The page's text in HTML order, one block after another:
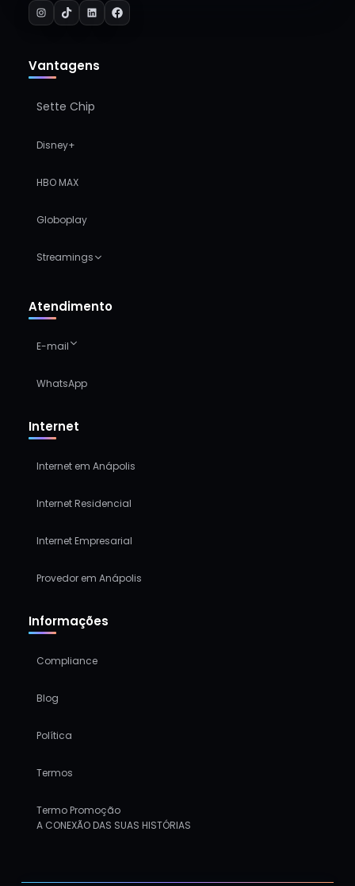
Vantagens
Sette Chip
Disney+
HBO MAX
Globoplay
Streamings
Atendimento
E-mail
WhatsApp
Internet
Internet em Anápolis
Internet Residencial
Internet Empresarial
Provedor em Anápolis
Informações
Compliance
Blog
Política
Termos
Termo Promoção
A CONEXÃO DAS SUAS HISTÓRIAS